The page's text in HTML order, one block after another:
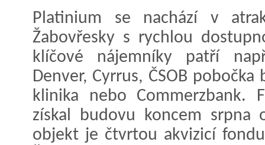
Platinium se nachází v
Žabovřesky s rychlou
klíčové nájemníky patří
Denver, Cyrrus, ČSOB
klinika nebo Commerzbank.
získal budovu koncem srpna
objekt je čtvrtou akvizicí